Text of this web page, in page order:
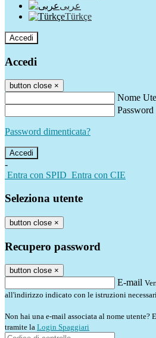
عربى
Türkçe
Accedi
Accedi
button close ×
Nome
Password
Password dimenticata?
-
Entra con SPID Entra con CIE
Seleziona utente
button close ×
Recupero password
button close ×
E-mail
all'indirizzo indicato con le istruzioni
Non hai una e-mail associata al nome utente?
tramite la Login Spaggiari